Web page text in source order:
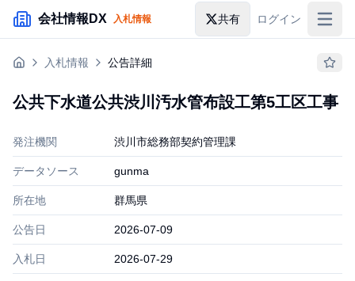
メインコンテンツにスキップ
会社情報DX 入札情報 共有 ログイン
入札情報
企業検索
入札情報 公告詳細
公共下水道公共渋川汚水管布設工第5工区工事
発注機関 渋川市総務部契約管理課
データソース gunma
所在地 群馬県
公告日 2026-07-09
入札日 2026-07-29